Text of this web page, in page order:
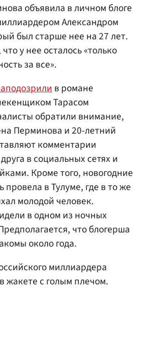
объявила в личном блоге
Александром
был старше нее на 27 лет.
у нее осталось «только
за все».
в романе
Тарасом
обратили внимание,
Перминова и 20-летний
комментарии
в социальных сетях и
Кроме того, новогодние
в Тулуме, где в то же
молодой человек.
в одном из ночных
что блогерша
около года.
миллиардера
жакете с голым плечом.